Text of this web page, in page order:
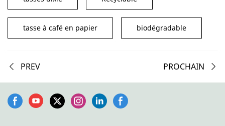
tasse à café en papier biodégradable
PREV PROCHAIN